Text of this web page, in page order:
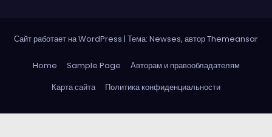
Сайт работает на WordPress | Тема: Newses, авторThemeansar
Home Sample Page
Авторам и правообладателям
Карта сайта
Политика конфиденциальности